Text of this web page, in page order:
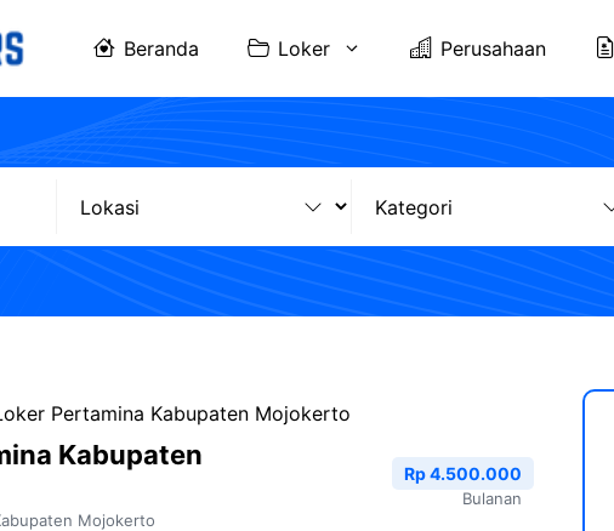
Beranda Loker Perusahaan
Pertamina Kabupaten Mojokerto
Kabupaten
Mojokerto
Rp 4.500.000
Bulanan